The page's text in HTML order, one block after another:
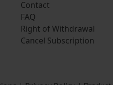
Contact
FAQ
Right of Withdrawal
Cancel Subscription